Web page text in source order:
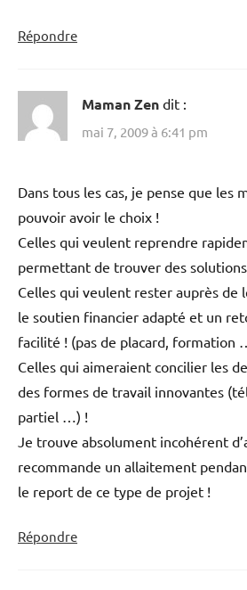
Répondre
Maman Zen dit :
mai 7, 2009 à 6:41 pm
Dans tous les cas, je pense que les
pouvoir avoir le choix !
Celles qui veulent reprendre
permettant de trouver des
Celles qui veulent rester auprès de
le soutien financier adapté et un
facilité ! (pas de placard, formation
Celles qui aimeraient concilier les
des formes de travail innovantes
partiel …) !
Je trouve absolument incohérent
recommande un allaitement
le report de ce type de projet !
Répondre